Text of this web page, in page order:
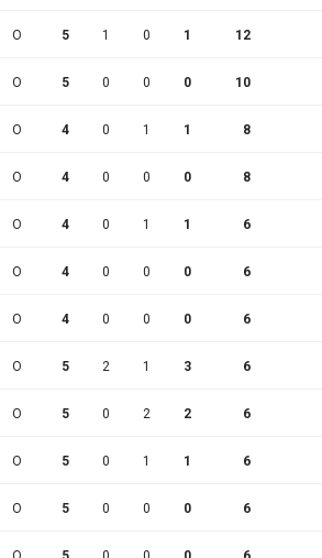
O 5 1 0 1 12
O 5 0 0 0 10
O 4 0 1 1 8
O 4 0 0 0 8
O 4 0 1 1 6
O 4 0 0 0 6
O 4 0 0 0 6
O 5 2 1 3 6
O 5 0 2 2 6
O 5 0 1 1 6
O 5 0 0 0 6